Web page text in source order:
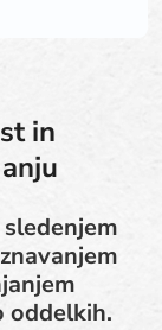
in
oddelkih.